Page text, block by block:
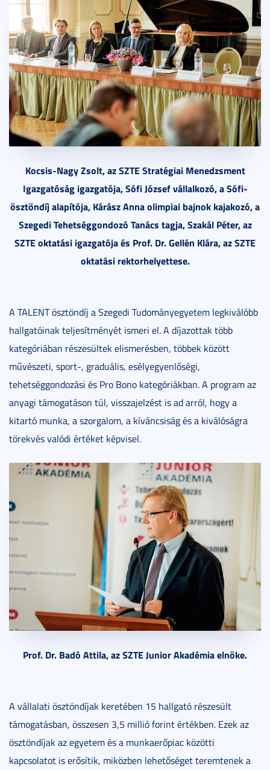
Kocsis-Nagy Zsolt, az SZTE Stratégiai Menedzsment
Igazgatóság igazgatója, Sófi József vállalkozó, a Sófi-
ösztöndíj alapítója, Kárász Anna olimpiai bajnok kajakozó, a
Szegedi Tehetséggondozó Tanács tagja, Szakál Péter, az
SZTE oktatási igazgatója és Prof. Dr. Gellén Klára, az SZTE
oktatási rektorhelyettese.
A TALENT ösztöndíj a Szegedi Tudományegyetem legkiválóbb
hallgatóinak teljesítményét ismeri el. A díjazottak több
kategóriában részesültek elismerésben, többek között
művészeti, sport-, graduális, esélyegyenlőségi,
tehetséggondozási és Pro Bono kategóriákban. A program az
anyagi támogatáson túl, visszajelzést is ad arról, hogy a
kitartó munka, a szorgalom, a kíváncsiság és a kiválóságra
törekvés valódi értéket képvisel.
Prof. Dr. Badó Attila, az SZTE Junior Akadémia elnöke.
A vállalati ösztöndíjak keretében 15 hallgató részesült
támogatásban, összesen 3,5 millió forint értékben. Ezek az
ösztöndíjak az egyetem és a munkaerőpiac közötti
kapcsolatot is erősítik, miközben lehetőséget teremtenek a